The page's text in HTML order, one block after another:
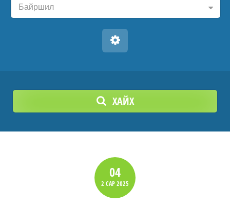
Байршил
ХАЙХ
04
2 САР2025